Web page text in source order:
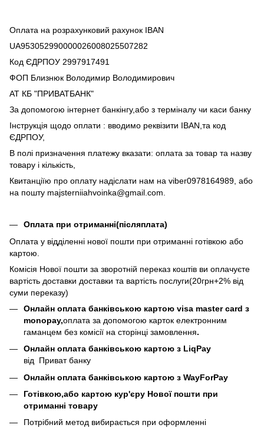
Оплата на розрахунковий рахунок IBAN
UA953052990000026008025507282
Код ЄДРПОУ 2997917491
ФОП Близнюк Володимир Володимирович
АТ КБ "ПРИВАТБАНК"
За допомогою інтернет банкінгу,або з терміналу чи каси банку
Інструкція щодо оплати : вводимо реквізити IBAN,та код
ЄДРПОУ,
В полі призначення платежу вказати: оплата за товар та назву
товару і кількість,
Квитанціїю про оплату надіслати нам на viber0978164989, або
на пошту majsterniiahvoinka@gmail.com.
Оплата при отриманні(післяплата)
Оплата у відділенні нової пошти при отриманні готівкою або
картою.
Комісія Нової пошти за зворотній переказ коштів ви оплачуєте
вартість доставки доставки та вартість послуги(20грн+2% від
суми переказу)
Онлайн оплата банківською картою visa master card з
monopay,оплата за допомогою карток електронним
гаманцем без комісії на сторінці замовлення​​.
Онлайн оплата банківською картою з LiqPay
від Приват банку
Онлайн оплата банківською картою з WayForPay
Готівкою,або картою кур'єру Нової пошти при
отриманні товару
Потрібний метод вибирається при оформленні